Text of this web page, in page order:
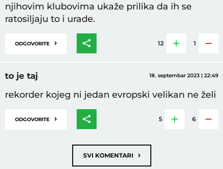
njihovim klubovima ukaže prilika da ih se
ratosiljaju to i urade.
ODGOVORITE › 12 1
to je taj 18. septembar 2023 | 22:49
rekorder kojeg ni jedan evropski velikan ne želi
ODGOVORITE › 5 6
SVI KOMENTARI ›